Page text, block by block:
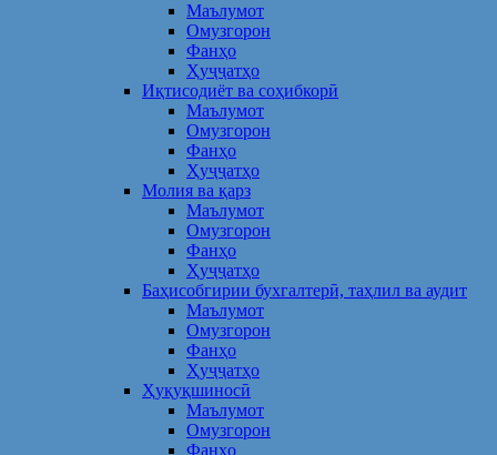
Маълумот
Омузгорон
Фанҳо
Ҳуҷҷатҳо
Иқтисодиёт ва соҳибкорӣ
Маълумот
Омузгорон
Фанҳо
Ҳуҷҷатҳо
Молия ва қарз
Маълумот
Омузгорон
Фанҳо
Ҳуҷҷатҳо
Баҳисобгирии бухгалтерӣ, таҳлил ва аудит
Маълумот
Омузгорон
Фанҳо
Ҳуҷҷатҳо
Ҳуқуқшиносӣ
Маълумот
Омузгорон
Фанҳо